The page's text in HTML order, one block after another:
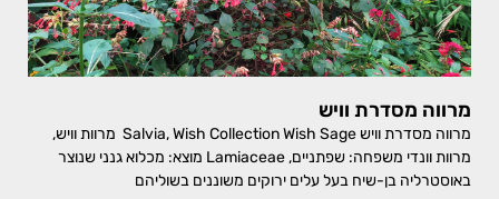
מרווה מסדרת וויש
מרווה מסדרת וויש Salvia, Wish Collection Wish Sage מרוות וויש,
מרוות וונדי משפחה: שפתניים, Lamiaceae מוצא: מכלוא גנני שנוצר
באוסטרליה בן-שיח בעל עלים ירוקים משוננים בשוליהם